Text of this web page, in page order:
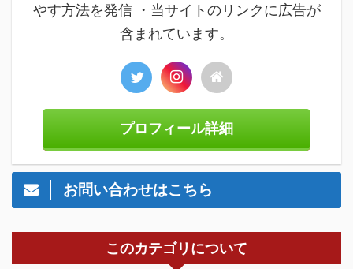
やす方法を発信 ・当サイトのリンクに広告が
含まれています。
プロフィール詳細
お問い合わせはこちら
このカテゴリについて